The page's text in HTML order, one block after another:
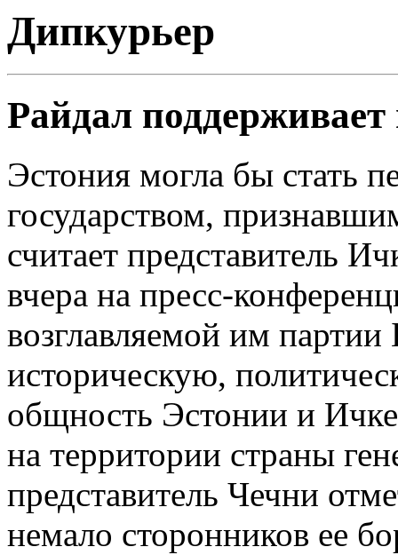
Дипкурьер
Райдал
Эстония могла бы стать
государством,
считает представитель
вчера на пресс-
возглавляемой им
историческую,
общность Эстонии и
на территории страны
представитель Чечни
немало сторонников ее